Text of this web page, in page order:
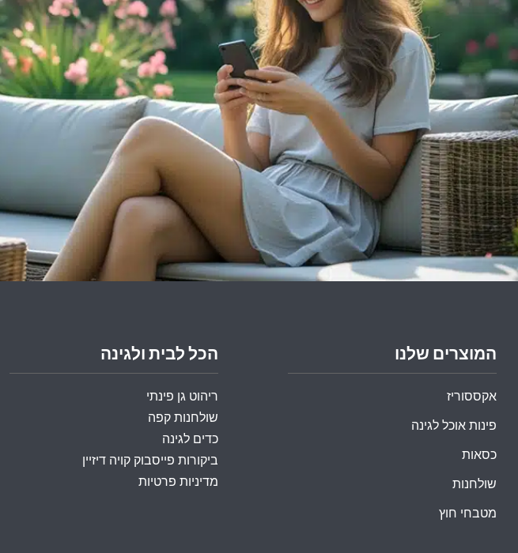
הכל לבית ולגינה
ריהוט גן פינתי
שולחנות קפה
כדים לגינה
ביקורות פייסבוק קויה דיזיין
מדיניות פרטיות
המוצרים שלנו
אקססוריז
פינות אוכל לגינה
כסאות
שולחנות
מטבחי חוץ